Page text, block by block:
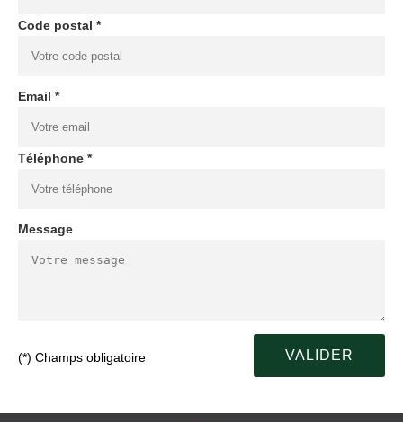
Code postal *
Email *
Téléphone *
Message
(*) Champs obligatoire